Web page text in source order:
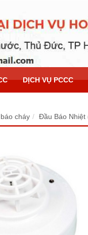
DỊCH VỤ PCCC
cháy Đầu Báo Nhiệt